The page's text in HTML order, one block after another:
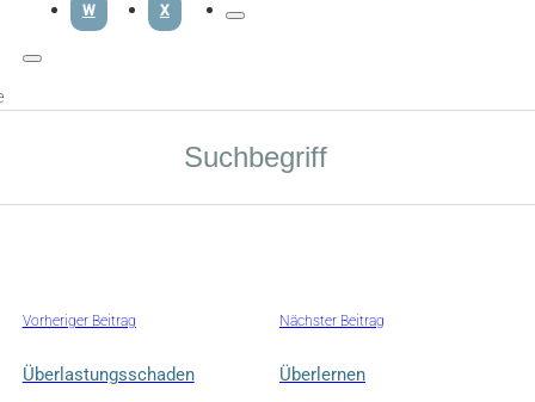
W X
Vorheriger Beitrag
Überlastungsschaden
Nächster Beitrag
Überlernen